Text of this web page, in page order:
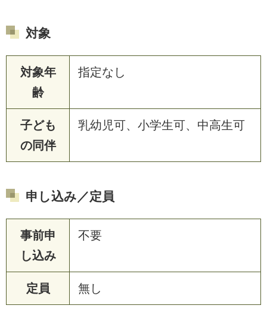
対象
対象年
齢
指定なし
子ども
の同伴
乳幼児可、小学生可、中高生可
申し込み／定員
事前申
し込み
不要
定員 無し